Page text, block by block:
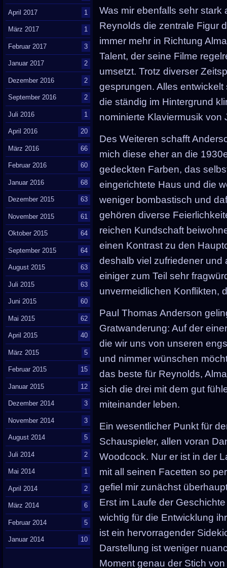
Was mir ebenfalls sehr
Reynolds die zentrale Figur
immer mehr in Richtung
Talent, der seine Filme
umsetzt. Trotz diverser
gesprungen. Alles
die ständig im Hintergrund
nominierte Klaviermusik von
Des Weiteren schafft
mich diese eher an die
gedeckten Farben, das
eingerichtete Haus und die
weniger bombastisch und
gehören diverse
reichen Kundschaft
einen Kontrast zu den
deshalb viel zufriedener und
einiger zum Teil sehr
unvermeidlichen Konflikten,
Paul Thomas Anderson
Gratwanderung: Auf der
die wir uns von unseren
und nimmer wünschen
das beste für Reynolds,
sich die drei mit dem gut
miteinander leben.
Ein wesentlicher Punkt für
Schauspieler, allen voran
Woodcock. Nur er ist in der
mit all seinen Facetten so
gefiel mir zunächst
Erst im Laufe der
wichtig für die Entwicklung
ist ein hervorragender
Darstellung ist weniger
Moment genau der Stich
April 2017 1
März 2017 1
Februar 2017 3
Januar 2017 2
Dezember 2016 2
September 2016 2
Juli 2016 1
April 2016 20
März 2016 66
Februar 2016 60
Januar 2016 68
Dezember 2015 63
November 2015 61
Oktober 2015 64
September 2015 64
August 2015 63
Juli 2015 63
Juni 2015 60
Mai 2015 62
April 2015 40
März 2015 5
Februar 2015 15
Januar 2015 12
Dezember 2014 3
November 2014 3
August 2014 5
Juli 2014 2
Mai 2014 1
April 2014 2
März 2014 6
Februar 2014 5
Januar 2014 10